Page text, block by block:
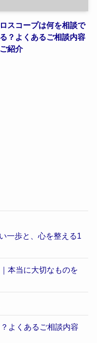
スコープは何を相談で
？よくあるご相談内容
紹介
一歩と、心を整える1
本当に大切なものを
よくあるご相談内容